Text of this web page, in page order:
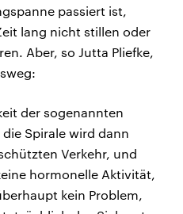
passiert ist,
lang nicht stillen oder
Aber, so Jutta Pliefke,
der sogenannten
Spirale wird dann
Verkehr, und
hormonelle Aktivität,
kein Problem,